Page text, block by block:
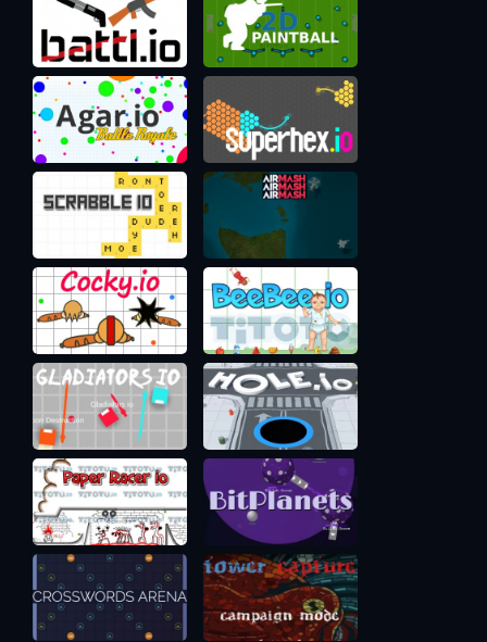
прокачку характеристик корабля учитываются и
удешевляют стоимость модели следующего уровня. Так
что улучшайтесь спокойно.
Режимы
Как таковых режимов в игре Звездные войны нет, НО во-
первых, есть сервера на разных странах. Во-вторых,
внутри каждого сервера есть подсерверы "World". И на
разных подсерверах появляются некоторые нюансы в
виде кораблей - ботов. За ними тянется радужный след и
эти корабли поддержки кроме экзотического внешнего
вида умеют лечить, добавляют защиты к группе своих
игроков и т.д. Это нельзя назвать разными режимами, но
свою изюминку в разнообразие игры такие корабли
вносят.
Хаки, Нюансы, Рекомендации
Звездные войны - командная игра, поэтому в идеале вам
бы поиграть на сервере с друзьями и быть на связи. От
грамотной атаки армией, где есть и корабль с защитой
для всех и лекарь и танк не устоит ни одна база. Если же
связи с соклановцами нет, то старайтесь продумать,
глядя на союзников, какого вот сейчас корабля не
хватает в вашем стане и качайте его.
Очень много головной боли и урона базе причиняют
корабли STEALTH. У них супер мало жизни, но они очень